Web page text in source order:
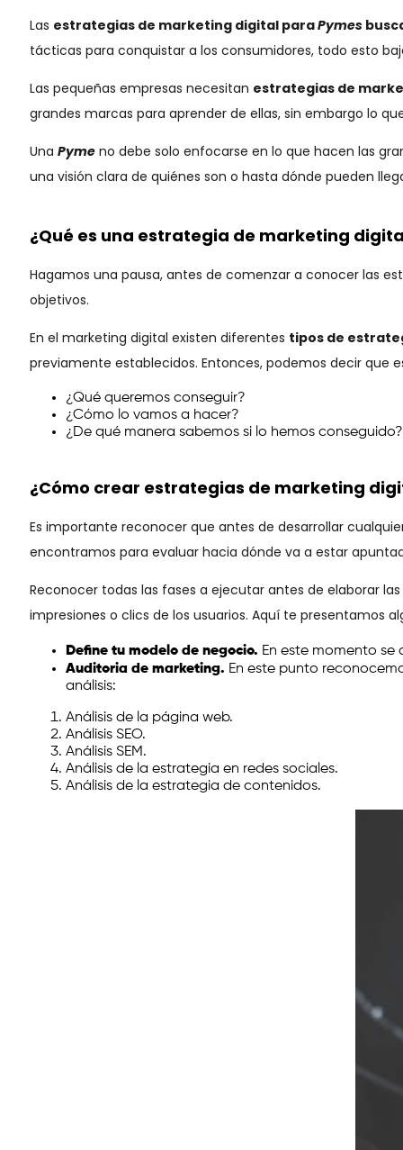
Las estrategias de marketing digital paraPymes
tácticas para conquistar a los consumidores, todo esto
Las pequeñas empresas necesitan estrategias de
grandes marcas para aprender de ellas, sin embargo lo
Una Pyme no debe solo enfocarse en lo que hacen las
una visión clara de quiénes son o hasta dónde pueden
¿Qué es una estrategia de marketing
Hagamos una pausa, antes de comenzar a conocer las
objetivos.
En el marketing digital existen diferentes tipos de
previamente establecidos. Entonces, podemos decir que
¿Qué queremos conseguir?
¿Cómo lo vamos a hacer?
¿De qué manera sabemos si lo hemos conseguido?
¿Cómo crear estrategias de marketing
Es importante reconocer que antes de desarrollar
encontramos para evaluar hacia dónde va a estar
Reconocer todas las fases a ejecutar antes de elaborar las
impresiones o clics de los usuarios. Aquí te presentamos
Define tu modelo de negocio. En este momento
Auditoria de marketing. En este punto
análisis:
Análisis de la página web.
Análisis SEO.
Análisis SEM.
Análisis de la estrategia en redes sociales.
Análisis de la estrategia de contenidos.